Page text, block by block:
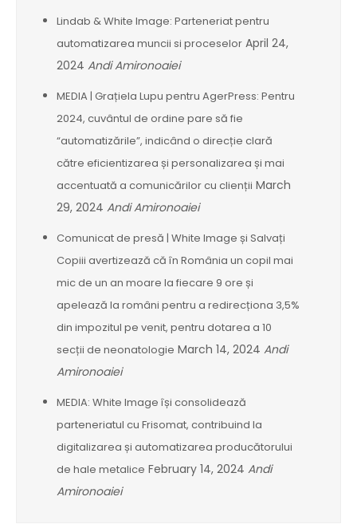
Lindab & White Image: Parteneriat pentru
automatizarea muncii si proceselor April 24,
2024 Andi Amironoaiei
MEDIA | Grațiela Lupu pentru AgerPress: Pentru
2024, cuvântul de ordine pare să fie
“automatizările”, indicând o direcție clară
către eficientizarea și personalizarea și mai
accentuată a comunicărilor cu clienții March
29, 2024 Andi Amironoaiei
Comunicat de presă | White Image și Salvați
Copiii avertizează că în România un copil mai
mic de un an moare la fiecare 9 ore și
apelează la români pentru a redirecționa 3,5%
din impozitul pe venit, pentru dotarea a 10
secții de neonatologie March 14, 2024 Andi
Amironoaiei
MEDIA: White Image își consolidează
parteneriatul cu Frisomat, contribuind la
digitalizarea și automatizarea producătorului
de hale metalice February 14, 2024 Andi
Amironoaiei